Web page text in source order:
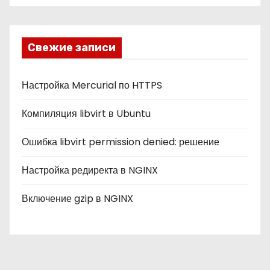
к
и
Свежие записи
Настройка Mercurial по HTTPS
Компиляция libvirt в Ubuntu
Ошибка libvirt permission denied: решение
Настройка редиректа в NGINX
Включение gzip в NGINX